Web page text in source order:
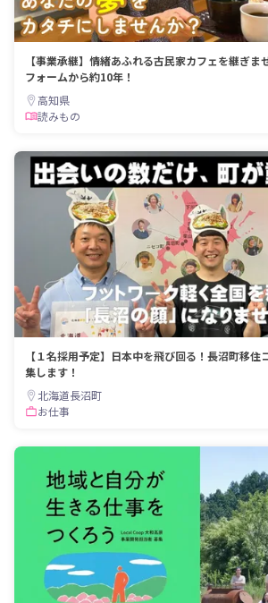
【事業承継】情緒あふれる古民家カフェを継ぎま
フォームから約10年！
高知県
読みもの
【１名採用予定】日本中を飛び回る！長沼町移住
集します！
北海道長沼町
お仕事